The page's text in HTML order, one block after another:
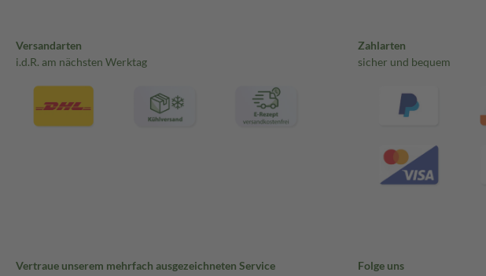
Versandarten
i.d.R. am nächsten Werktag
Zahlarten
sicher und bequem
Vertraue unserem mehrfach ausgezeichneten Service Folge uns